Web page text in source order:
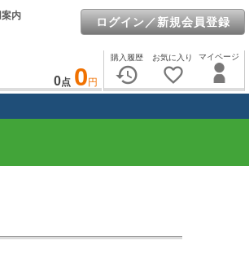
案内 ログイン／新規会員登録
マイページ
お気に入り
favorite_border
購入履歴
history
0点 0 円